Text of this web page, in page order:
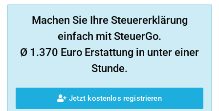
Machen Sie Ihre Steuererklärung
einfach mit SteuerGo.
Ø 1.370 Euro Erstattung in unter einer
Stunde.
Jetzt kostenlos registrieren